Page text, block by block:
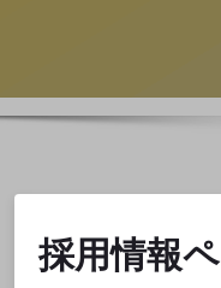
採用情報